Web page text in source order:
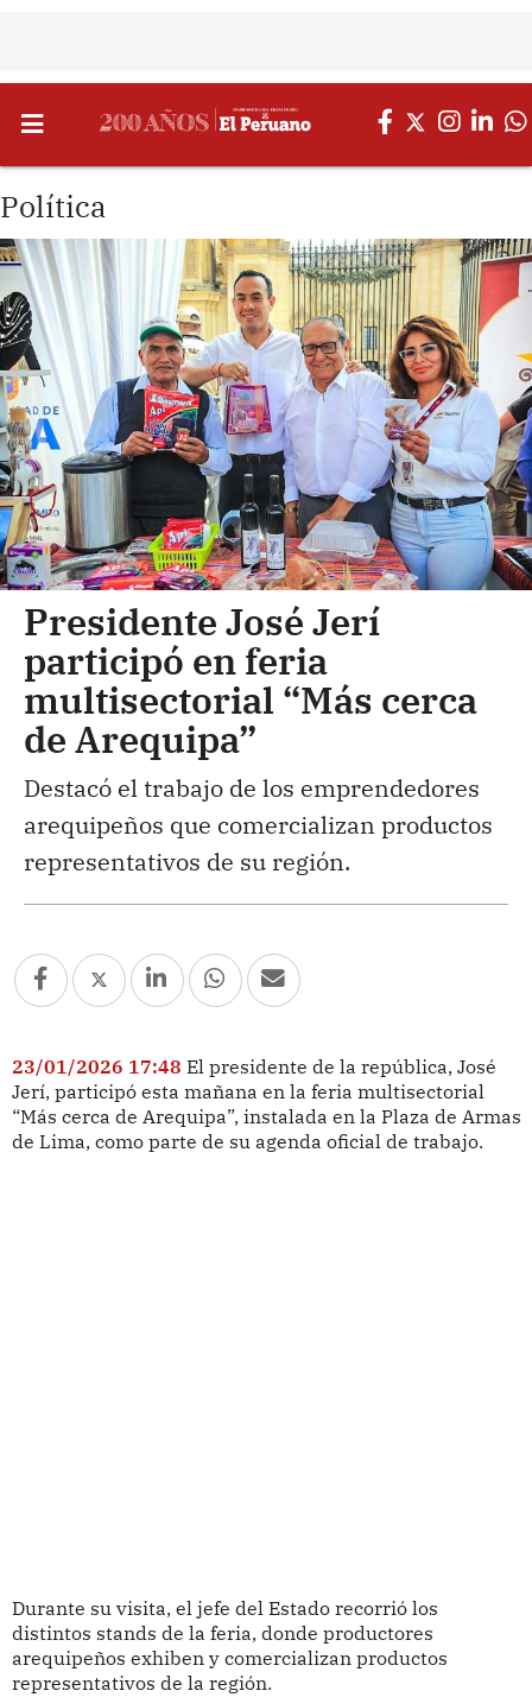
Política
Presidente José Jerí
participó en feria
multisectorial “Más cerca
de Arequipa”
Destacó el trabajo de los emprendedores
arequipeños que comercializan productos
representativos de su región.
23/01/2026 17:48 El presidente de la república, José
Jerí, participó esta mañana en la feria multisectorial
“Más cerca de Arequipa”, instalada en la Plaza de Armas
de Lima, como parte de su agenda oficial de trabajo.
Durante su visita, el jefe del Estado recorrió los
distintos stands de la feria, donde productores
arequipeños exhiben y comercializan productos
representativos de la región.